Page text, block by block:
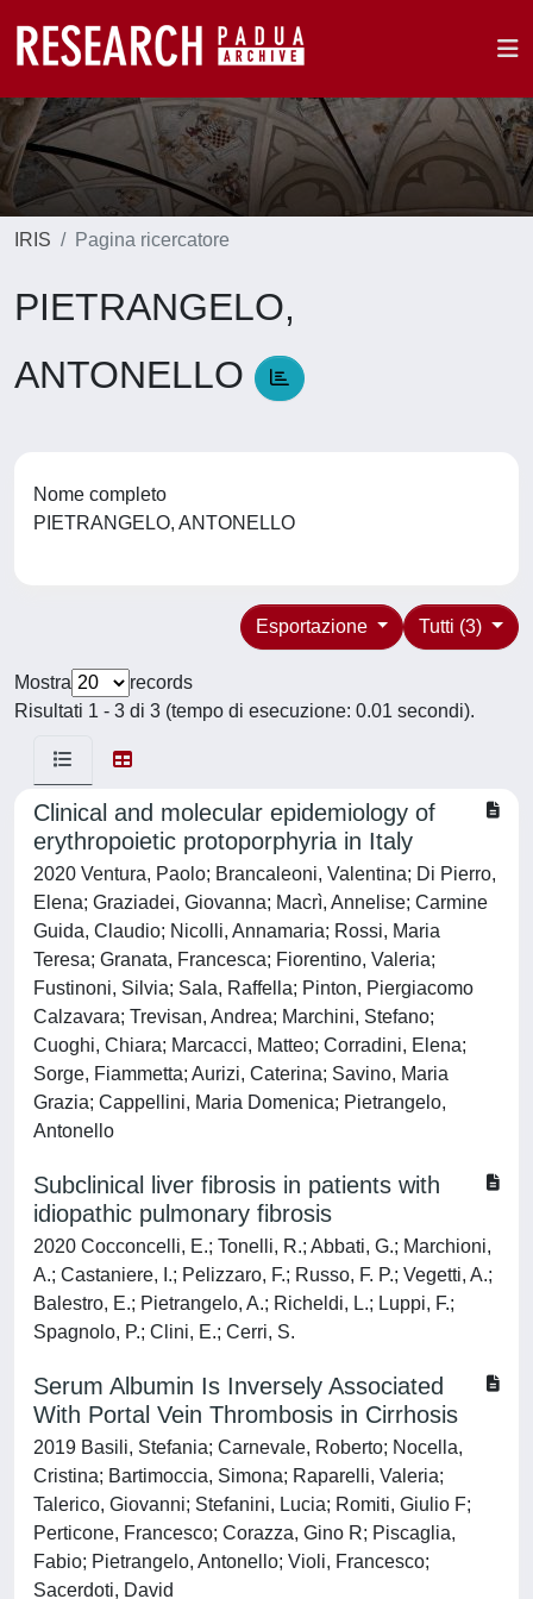
IRIS Pagina ricercatore
PIETRANGELO,
ANTONELLO
Nome completo
PIETRANGELO, ANTONELLO
Tutti (3)
Esportazione
Mostra
records
Risultati 1 - 3 di 3 (tempo di esecuzione: 0.01 secondi).
Clinical and molecular epidemiology of
erythropoietic protoporphyria in Italy
2020 Ventura, Paolo; Brancaleoni, Valentina; Di Pierro,
Elena; Graziadei, Giovanna; Macrì, Annelise; Carmine
Guida, Claudio; Nicolli, Annamaria; Rossi, Maria
Teresa; Granata, Francesca; Fiorentino, Valeria;
Fustinoni, Silvia; Sala, Raffella; Pinton, Piergiacomo
Calzavara; Trevisan, Andrea; Marchini, Stefano;
Cuoghi, Chiara; Marcacci, Matteo; Corradini, Elena;
Sorge, Fiammetta; Aurizi, Caterina; Savino, Maria
Grazia; Cappellini, Maria Domenica; Pietrangelo,
Antonello
Subclinical liver fibrosis in patients with
idiopathic pulmonary fibrosis
2020 Cocconcelli, E.; Tonelli, R.; Abbati, G.; Marchioni,
A.; Castaniere, I.; Pelizzaro, F.; Russo, F. P.; Vegetti, A.;
Balestro, E.; Pietrangelo, A.; Richeldi, L.; Luppi, F.;
Spagnolo, P.; Clini, E.; Cerri, S.
Serum Albumin Is Inversely Associated
With Portal Vein Thrombosis in Cirrhosis
2019 Basili, Stefania; Carnevale, Roberto; Nocella,
Cristina; Bartimoccia, Simona; Raparelli, Valeria;
Talerico, Giovanni; Stefanini, Lucia; Romiti, Giulio F;
Perticone, Francesco; Corazza, Gino R; Piscaglia,
Fabio; Pietrangelo, Antonello; Violi, Francesco;
Sacerdoti, David